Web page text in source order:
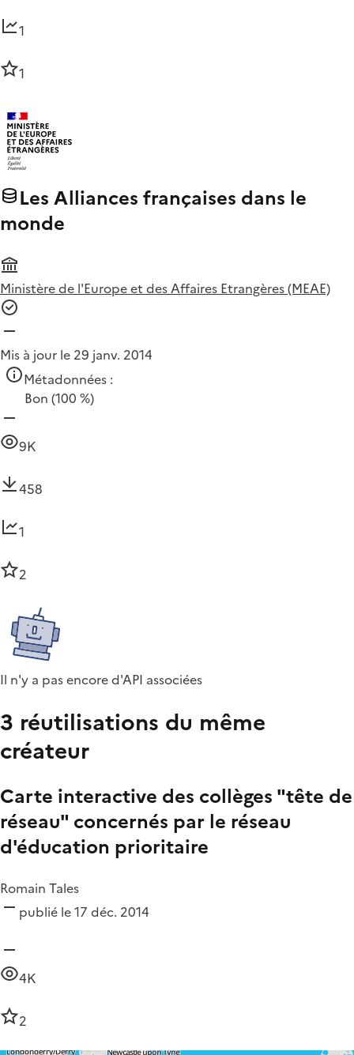
1
1
Les Alliances françaises dans le
monde
Ministère de l'Europe et des Affaires Etrangères (MEAE)
Mis à jour le 29 janv. 2014
Métadonnées :
Bon (100 %)
9K
458
1
2
Il n'y a pas encore d'API associées
3 réutilisations du même
créateur
Carte interactive des collèges "tête de
réseau" concernés par le réseau
d'éducation prioritaire
Romain Tales
publié le 17 déc. 2014
4K
2